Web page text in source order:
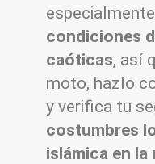
condiciones
caóticas, así
moto, hazlo
y verifica tu
costumbres
islámica en la